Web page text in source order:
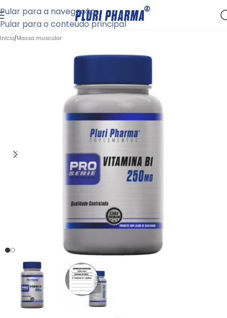
Pular para a navegação
Pular para o conteúdo principal
Início/Massa muscular